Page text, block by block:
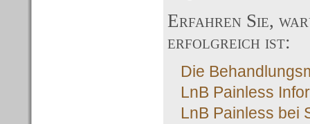
Erfahren Sie,
erfolgreich ist:
Die
LnB Painless
LnB Painless bei